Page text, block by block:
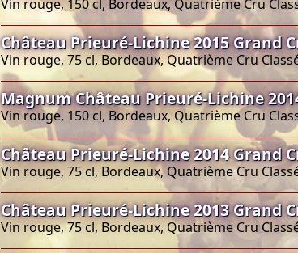
Vin rouge, 150 cl, Bordeaux, Quatrième Cru
Château Prieuré-Lichine 2015 Grand
Vin rouge, 75 cl, Bordeaux, Quatrième Cru
Magnum Château Prieuré-Lichine
Vin rouge, 150 cl, Bordeaux, Quatrième Cru
Château Prieuré-Lichine 2014 Grand
Vin rouge, 75 cl, Bordeaux, Quatrième Cru
Château Prieuré-Lichine 2013 Grand
Vin rouge, 75 cl, Bordeaux, Quatrième Cru